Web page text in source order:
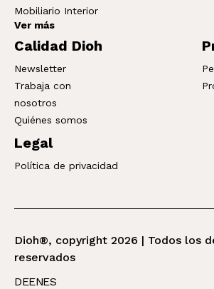
Mobiliario Interior
Ver más
Calidad Dioh
Newsletter
Trabaja con
nosotros
Quiénes somos
Legal
Política de privacidad
Dioh®, copyright 2026 | Todos los
reservados
DEENES